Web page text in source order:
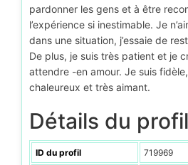
pardonner les gens et à être
l’expérience si inestimable. Je
dans une situation, j’essaie de
De plus, je suis très patient et je
attendre -en amour. Je suis
chaleureux et très aimant.
Détails du profil
ID du profil 719969